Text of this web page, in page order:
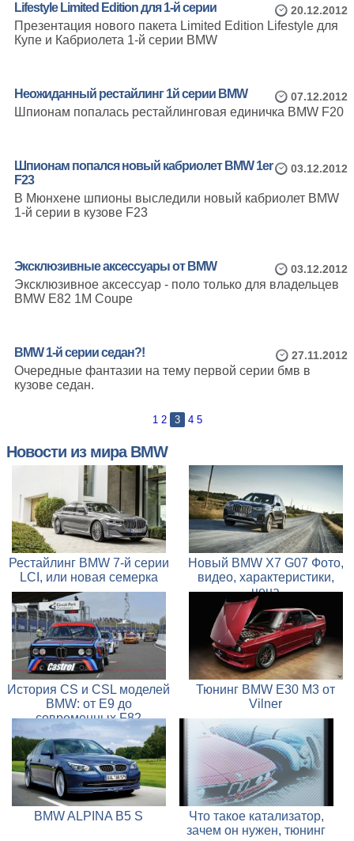
20.12.2012
Lifestyle Limited Edition для 1-й серии
Презентация нового пакета Limited Edition Lifestyle для
Купе и Кабриолета 1-й серии BMW
07.12.2012
Неожиданный рестайлинг 1й серии BMW
Шпионам попалась рестайлинговая единичка BMW F20
03.12.2012
Шпионам попался новый кабриолет BMW 1er
F23
В Мюнхене шпионы выследили новый кабриолет BMW
1-й серии в кузове F23
03.12.2012
Эксклюзивные аксессуары от BMW
Эксклюзивное аксессуар - поло только для владельцев
BMW E82 1M Coupe
27.11.2012
BMW 1-й серии седан?!
Очередные фантазии на тему первой серии бмв в
кузове седан.
1 2 3 4 5
Новости из мира BMW
Рестайлинг BMW 7-й серии
LCI, или новая семерка
Новый BMW X7 G07 Фото,
видео, характеристики,
цена
История CS и CSL моделей
BMW: от E9 до
современных F82
Тюнинг BMW E30 M3 от
Vilner
BMW ALPINA B5 S
Что такое катализатор,
зачем он нужен, тюнинг